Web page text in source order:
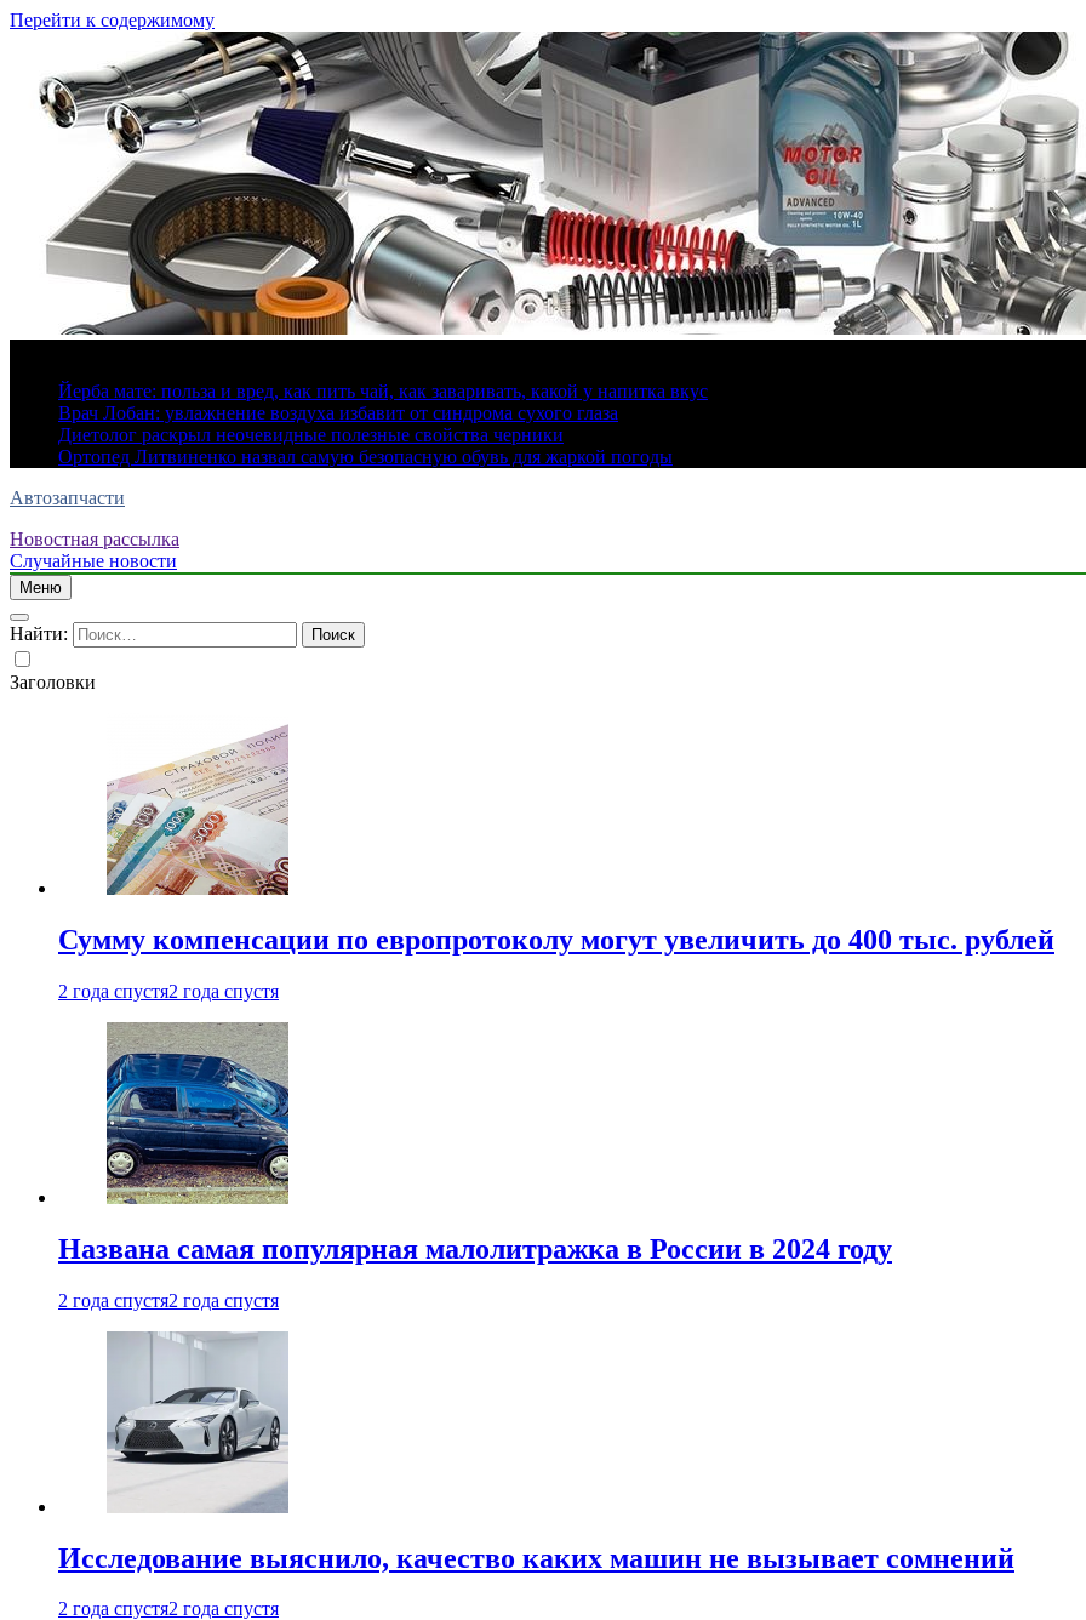
Перейти к содержимому
Йерба мате: польза и вред, как пить чай, как заваривать, какой у напитка вкус
Врач Лобан: увлажнение воздуха избавит от синдрома сухого глаза
Диетолог раскрыл неочевидные полезные свойства черники
Ортопед Литвиненко назвал самую безопасную обувь для жаркой погоды
Автозапчасти
Новостная рассылка
Случайные новости
Меню
Найти:
Заголовки
Сумму компенсации по европротоколу могут увеличить до 400 тыс. рублей
2 года спустя2 года спустя
Названа самая популярная малолитражка в России в 2024 году
2 года спустя2 года спустя
Исследование выяснило, качество каких машин не вызывает сомнений
2 года спустя2 года спустя